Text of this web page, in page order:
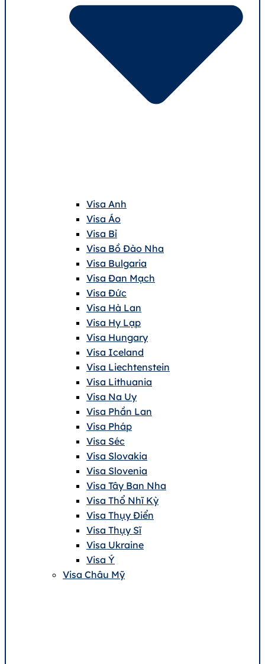
Visa Anh
Visa Áo
Visa Bỉ
Visa Bồ Đào Nha
Visa Bulgaria
Visa Đan Mạch
Visa Đức
Visa Hà Lan
Visa Hy Lạp
Visa Hungary
Visa Iceland
Visa Liechtenstein
Visa Lithuania
Visa Na Uy
Visa Phần Lan
Visa Pháp
Visa Séc
Visa Slovakia
Visa Slovenia
Visa Tây Ban Nha
Visa Thổ Nhĩ Kỳ
Visa Thụy Điển
Visa Thụy Sĩ
Visa Ukraine
Visa Ý
Visa Châu Mỹ